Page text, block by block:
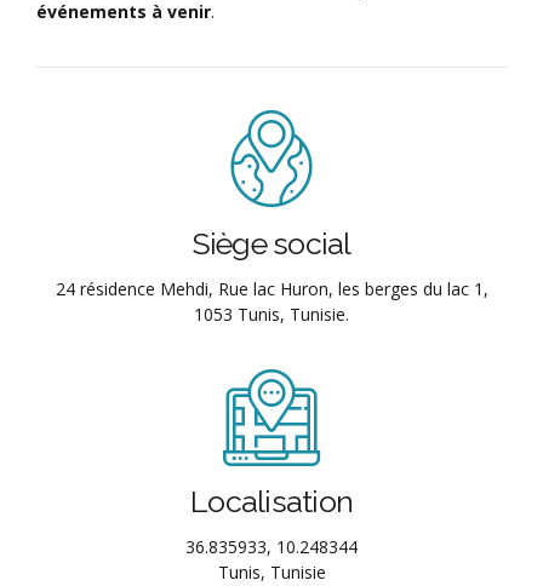
événements à venir.
Siège social
24 résidence Mehdi, Rue lac Huron, les berges du lac 1,
1053 Tunis, Tunisie.
Localisation
36.835933, 10.248344
Tunis, Tunisie